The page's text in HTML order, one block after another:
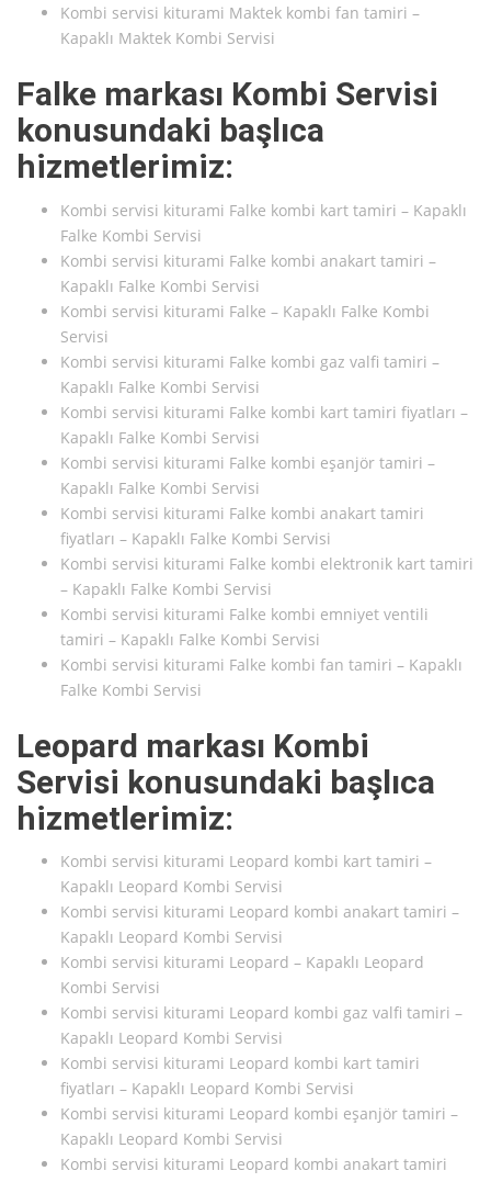
Kombi servisi kiturami Maktek kombi fan tamiri –
Kapaklı Maktek Kombi Servisi
Falke markası Kombi Servisi
konusundaki başlıca
hizmetlerimiz:
Kombi servisi kiturami Falke kombi kart tamiri – Kapaklı
Falke Kombi Servisi
Kombi servisi kiturami Falke kombi anakart tamiri –
Kapaklı Falke Kombi Servisi
Kombi servisi kiturami Falke – Kapaklı Falke Kombi
Servisi
Kombi servisi kiturami Falke kombi gaz valfi tamiri –
Kapaklı Falke Kombi Servisi
Kombi servisi kiturami Falke kombi kart tamiri fiyatları –
Kapaklı Falke Kombi Servisi
Kombi servisi kiturami Falke kombi eşanjör tamiri –
Kapaklı Falke Kombi Servisi
Kombi servisi kiturami Falke kombi anakart tamiri
fiyatları – Kapaklı Falke Kombi Servisi
Kombi servisi kiturami Falke kombi elektronik kart tamiri
– Kapaklı Falke Kombi Servisi
Kombi servisi kiturami Falke kombi emniyet ventili
tamiri – Kapaklı Falke Kombi Servisi
Kombi servisi kiturami Falke kombi fan tamiri – Kapaklı
Falke Kombi Servisi
Leopard markası Kombi
Servisi konusundaki başlıca
hizmetlerimiz:
Kombi servisi kiturami Leopard kombi kart tamiri –
Kapaklı Leopard Kombi Servisi
Kombi servisi kiturami Leopard kombi anakart tamiri –
Kapaklı Leopard Kombi Servisi
Kombi servisi kiturami Leopard – Kapaklı Leopard
Kombi Servisi
Kombi servisi kiturami Leopard kombi gaz valfi tamiri –
Kapaklı Leopard Kombi Servisi
Kombi servisi kiturami Leopard kombi kart tamiri
fiyatları – Kapaklı Leopard Kombi Servisi
Kombi servisi kiturami Leopard kombi eşanjör tamiri –
Kapaklı Leopard Kombi Servisi
Kombi servisi kiturami Leopard kombi anakart tamiri